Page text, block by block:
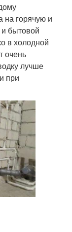
на горячую и
бытовой
в холодной
очень
лучше
при